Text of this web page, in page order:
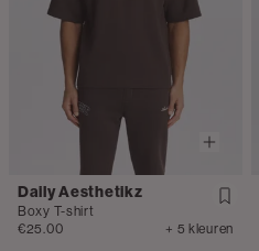
Daily Aesthetikz
Boxy T-shirt
€25.00
+ 5 kleuren